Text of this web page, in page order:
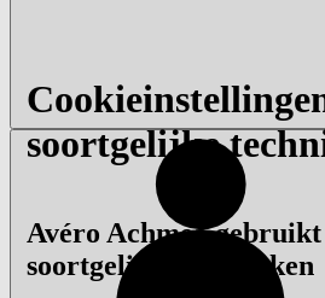
soortgelijke
Avéro Achmea gebruikt
soortgelijke technieken